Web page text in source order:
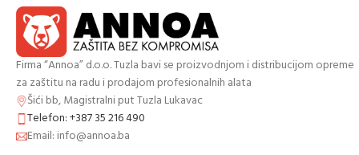
Firma “Annoa” d.o.o. Tuzla bavi se proizvodnjom i distribucijom opreme
za zaštitu na radu i prodajom profesionalnih alata
Šići bb, Magistralni put Tuzla Lukavac
Telefon: +387 35 216 490
Email: info@annoa.ba